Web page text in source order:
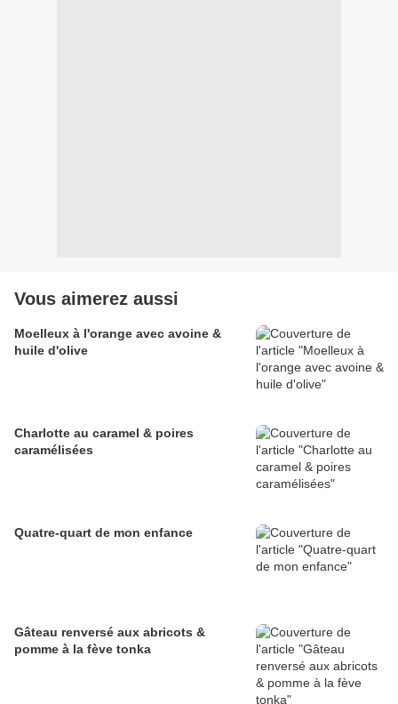
Vous aimerez aussi
Moelleux à l'orange avec avoine &
huile d'olive
Charlotte au caramel & poires
caramélisées
Quatre-quart de mon enfance
Gâteau renversé aux abricots &
pomme à la fève tonka